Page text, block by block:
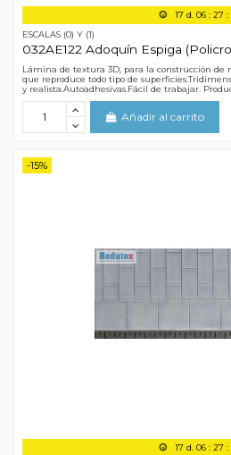
17 d. 06 :27 :
ESCALAS (0) Y (1)
032AE122 Adoquín Espiga
Lámina de textura 3D, para la construcción de
que reproduce todo tipo de
y realista.Autoadhesivas.Fácil de trabajar.
Añadir al carrito
-15%
17 d. 06 :27 :